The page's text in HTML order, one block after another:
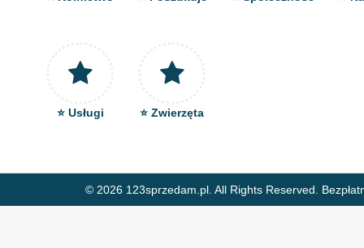
⭐ Usługi ⭐ Zwierzęta
© 2026 123sprzedam.pl. All Rights Reserved.